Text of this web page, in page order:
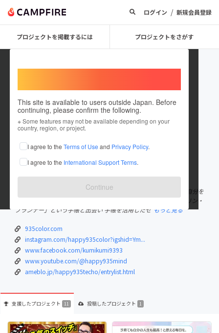
ログイン / 新規会員登録
プロジェクトを掲載するには プロジェクトをさがす
This site is available to users outside Japan. Before
continuing, please confirm the following.
※ Some features may not be available depending on your
country, region, or project.
I agree to the Terms of Use and Privacy Policy.
I agree to the International Support Terms.
Continue
happy935color
これまでに11回支援して1件のプロジェクトを投稿しています
在住国：日本 現在地：東京都
出身国：日本 出身地：千葉県
２３年前、息子の出産と同時に始まった専業主婦時代。 いつしか自分を
見失い、将来に不安しかない毎日を送っていたある日 「フランクリン・
プランナー」という手帳と出会い 手帳を活用したセ もっと見る
935color.com
instagram.com/happy935color?igshid=Ym...
www.facebook.com/kumikumi9393
www.youtube.com/@happy935mind
ameblo.jp/happy935techo/entrylist.html
支援したプロジェクト 11 投稿したプロジェクト 1